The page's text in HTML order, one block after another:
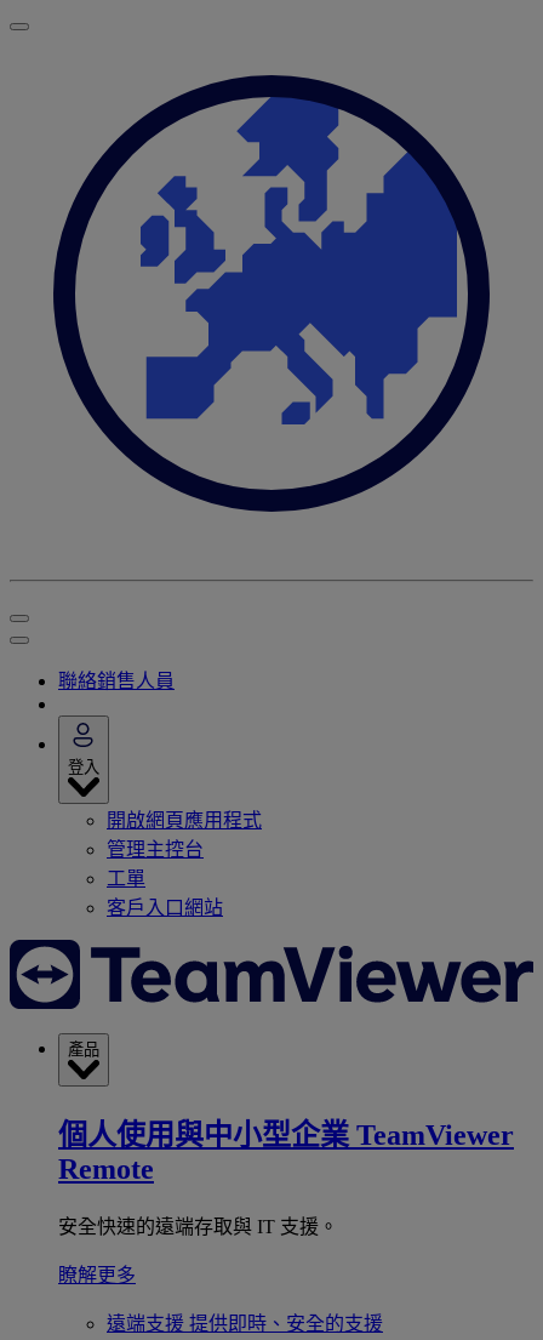
聯絡銷售人員
登入
開啟網頁應用程式
管理主控台
工單
客戶入口網站
產品
個人使用與中小型企業 TeamViewer
Remote
安全快速的遠端存取與 IT 支援。
瞭解更多
遠端支援 提供即時、安全的支援